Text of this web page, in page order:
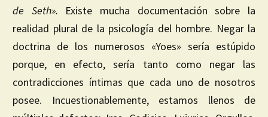
de Seth». Existe mucha documentación sobre la
realidad plural de la psicología del hombre. Negar la
doctrina de los numerosos «Yoes» sería estúpido
porque, en efecto, sería tanto como negar las
contradicciones íntimas que cada uno de nosotros
posee. Incuestionablemente, estamos llenos de